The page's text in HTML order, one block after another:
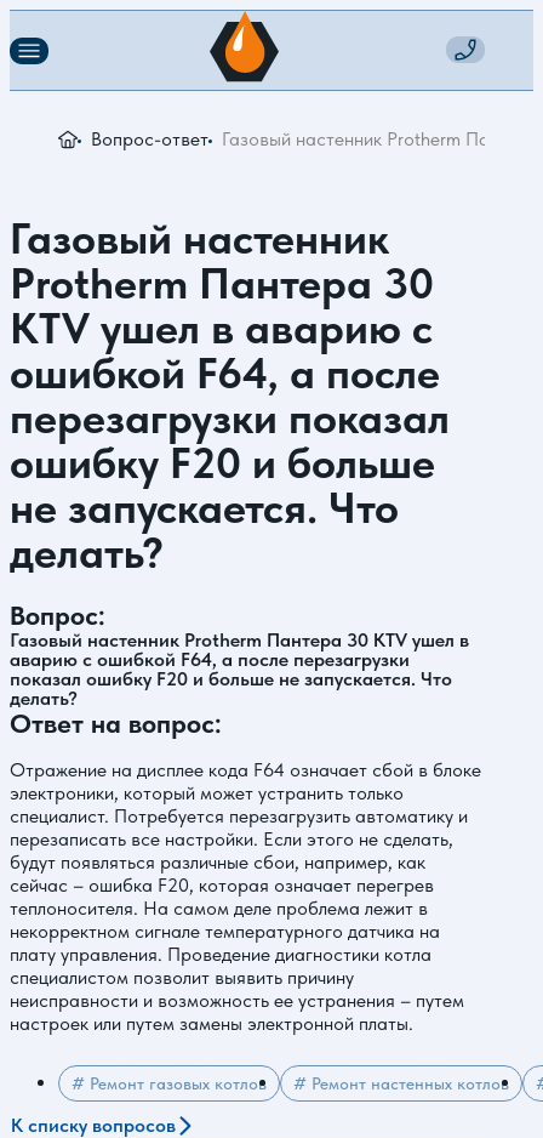
Вопрос-ответ Газовый настенник Protherm
Газовый настенник
Protherm Пантера 30
KTV ушел в аварию с
ошибкой F64, а после
перезагрузки показал
ошибку F20 и больше
не запускается. Что
делать?
Вопрос:
Газовый настенник Protherm Пантера 30 KTV ушел в
аварию с ошибкой F64, а после перезагрузки
показал ошибку F20 и больше не запускается. Что
делать?
Ответ на вопрос:
Отражение на дисплее кода F64 означает сбой в блоке
электроники, который может устранить только
специалист. Потребуется перезагрузить автоматику и
перезаписать все настройки. Если этого не сделать,
будут появляться различные сбои, например, как
сейчас – ошибка F20, которая означает перегрев
теплоносителя. На самом деле проблема лежит в
некорректном сигнале температурного датчика на
плату управления. Проведение диагностики котла
специалистом позволит выявить причину
неисправности и возможность ее устранения – путем
настроек или путем замены электронной платы.
# Ремонт газовых котлов # Ремонт настенных котлов
К списку вопросов